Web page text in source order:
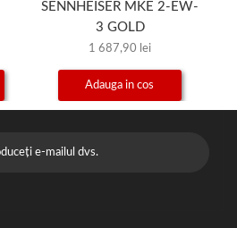
SENNHEISER MKE 2-EW-
3 GOLD
1 687,90 lei
Adauga in cos